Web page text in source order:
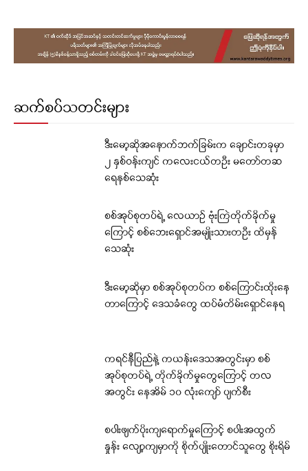
ဆက်စပ်သတင်းများ
ဒီးမော့ဆိုအနောက်ဘက်ခြမ်းက ချောင်းတခုမှာ
၂ နှစ်ဝန်းကျင် ကလေးငယ်တဦး မတော်တဆ
ရေနစ်သေဆုံး
စစ်အုပ်စုတပ်ရဲ့ လေယာဉ် ဗုံးကြဲတိုက်ခိုက်မှု
ကြောင့် စစ်ဘေးရှောင်အမျိုးသားတဦး ထိမှန်
သေဆုံး
ဒီးမော့ဆိုမှာ စစ်အုပ်စုတပ်က စစ်ကြောင်းထိုးနေ
တာကြောင့် ဒေသခံတွေ ထပ်မံတိမ်းရှောင်နေရ
ကရင်နီပြည်နဲ့ ကယန်းဒေသအတွင်းမှာ စစ်
အုပ်စုတပ်ရဲ့ တိုက်ခိုက်မှုတွေကြောင့် တလ
အတွင်း နေအိမ် ၁၀ လုံးကျော် ပျက်စီး
စပါးဖျက်ပိုးကျရောက်မှုကြောင့် စပါးအထွက်
နှုန်း လျော့ကျမှာကို စိုက်ပျိုးတောင်သူတွေ စိုးရိမ်